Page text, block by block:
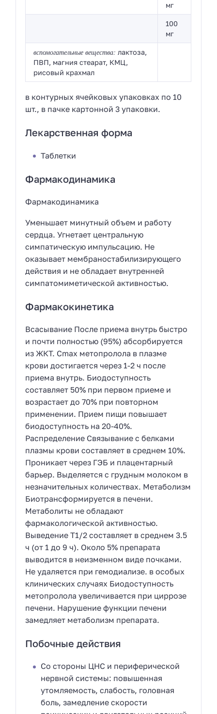
мг
100
мг
вспомогательные вещества:лактоза,
ПВП, магния стеарат, КМЦ,
рисовый крахмал
в контурных ячейковых упаковках по 10
шт., в пачке картонной 3 упаковки.
Лекарственная форма
Таблетки
Фармакодинамика
Фармакодинамика
Уменьшает минутный объем и работу
сердца. Угнетает центральную
симпатическую импульсацию. Не
оказывает мембраностабилизирующего
действия и не обладает внутренней
симпатомиметической активностью.
Фармакокинетика
Всасывание После приема внутрь быстро
и почти полностью (95%) абсорбируется
из ЖКТ. Cmax метопролола в плазме
крови достигается через 1-2 ч после
приема внутрь. Биодоступность
составляет 50% при первом приеме и
возрастает до 70% при повторном
применении. Прием пищи повышает
биодоступность на 20-40%.
Распределение Связывание с белками
плазмы крови составляет в среднем 10%.
Проникает через ГЭБ и плацентарный
барьер. Выделяется с грудным молоком в
незначительных количествах. Метаболизм
Биотрансформируется в печени.
Метаболиты не обладают
фармакологической активностью.
Выведение T1/2 составляет в среднем 3.5
ч (от 1 до 9 ч). Около 5% препарата
выводится в неизменном виде почками.
Не удаляется при гемодиализе. в особых
клинических случаях Биодоступность
метопролола увеличивается при циррозе
печени. Нарушение функции печени
замедляет метаболизм препарата.
Побочные действия
Со стороны ЦНС и периферической
нервной системы: повышенная
утомляемость, слабость, головная
боль, замедление скорости